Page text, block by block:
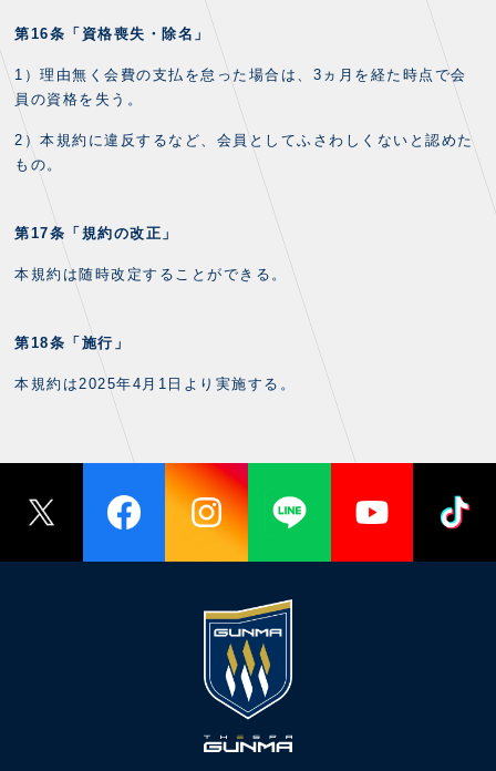
第16条「資格喪失・除名」
1）理由無く会費の支払を怠った場合は、3ヵ月を経た時点で会
員の資格を失う。
2）本規約に違反するなど、会員としてふさわしくないと認めた
もの。
第17条「規約の改正」
本規約は随時改定することができる。
第18条「施行」
本規約は2025年4月1日より実施する。